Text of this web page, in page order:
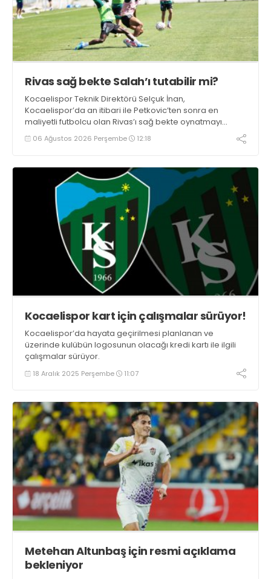
Rivas sağ bekte Salah’ı tutabilir mi?
Kocaelispor Teknik Direktörü Selçuk İnan,
Kocaelispor’da an itibari ile Petkovic’ten sonra en
maliyetli futbolcu olan Rivas’ı sağ bekte oynatmayı
düşünüyor.
06 Ağustos 2026 Perşembe 12:18
Kocaelispor kart için çalışmalar sürüyor!
Kocaelispor’da hayata geçirilmesi planlanan ve
üzerinde kulübün logosunun olacağı kredi kartı ile ilgili
çalışmalar sürüyor.
18 Aralık 2025 Perşembe 11:07
Metehan Altunbaş için resmi açıklama
bekleniyor